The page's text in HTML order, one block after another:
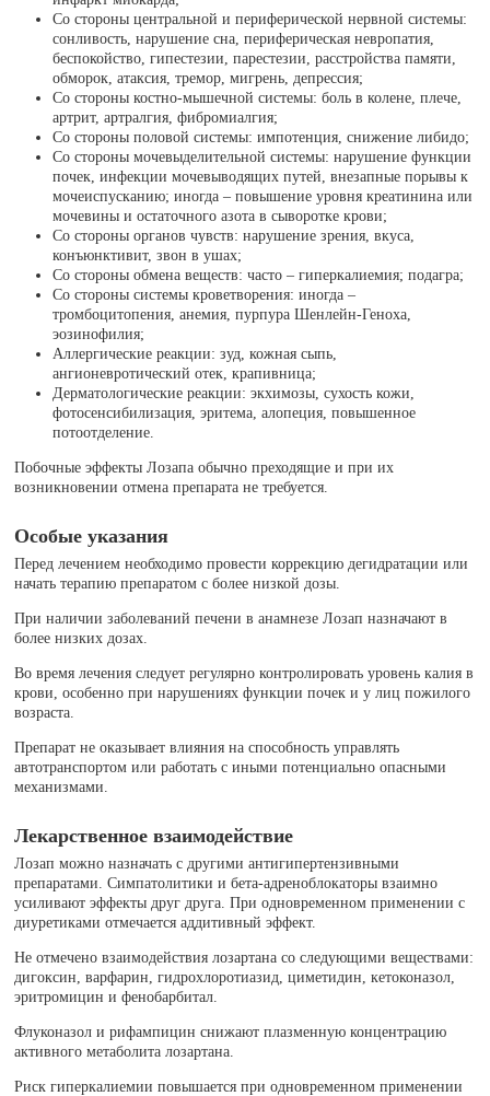
Со стороны центральной и периферической нервной системы:
сонливость, нарушение сна, периферическая невропатия,
беспокойство, гипестезии, парестезии, расстройства памяти,
обморок, атаксия, тремор, мигрень, депрессия;
Со стороны костно-мышечной системы: боль в колене, плече,
артрит, артралгия, фибромиалгия;
Со стороны половой системы: импотенция, снижение либидо;
Со стороны мочевыделительной системы: нарушение функции
почек, инфекции мочевыводящих путей, внезапные порывы к
мочеиспусканию; иногда – повышение уровня креатинина или
мочевины и остаточного азота в сыворотке крови;
Со стороны органов чувств: нарушение зрения, вкуса,
конъюнктивит, звон в ушах;
Со стороны обмена веществ: часто – гиперкалиемия; подагра;
Со стороны системы кроветворения: иногда –
тромбоцитопения, анемия, пурпура Шенлейн-Геноха,
эозинофилия;
Аллергические реакции: зуд, кожная сыпь,
ангионевротический отек, крапивница;
Дерматологические реакции: экхимозы, сухость кожи,
фотосенсибилизация, эритема, алопеция, повышенное
потоотделение.
Побочные эффекты Лозапа обычно преходящие и при их
возникновении отмена препарата не требуется.
Особые указания
Перед лечением необходимо провести коррекцию дегидратации или
начать терапию препаратом с более низкой дозы.
При наличии заболеваний печени в анамнезе Лозап назначают в
более низких дозах.
Во время лечения следует регулярно контролировать уровень калия в
крови, особенно при нарушениях функции почек и у лиц пожилого
возраста.
Препарат не оказывает влияния на способность управлять
автотранспортом или работать с иными потенциально опасными
механизмами.
Лекарственное взаимодействие
Лозап можно назначать с другими антигипертензивными
препаратами. Симпатолитики и бета-адреноблокаторы взаимно
усиливают эффекты друг друга. При одновременном применении с
диуретиками отмечается аддитивный эффект.
Не отмечено взаимодействия лозартана со следующими веществами:
дигоксин, варфарин, гидрохлоротиазид, циметидин, кетоконазол,
эритромицин и фенобарбитал.
Флуконазол и рифампицин снижают плазменную концентрацию
активного метаболита лозартана.
Риск гиперкалиемии повышается при одновременном применении